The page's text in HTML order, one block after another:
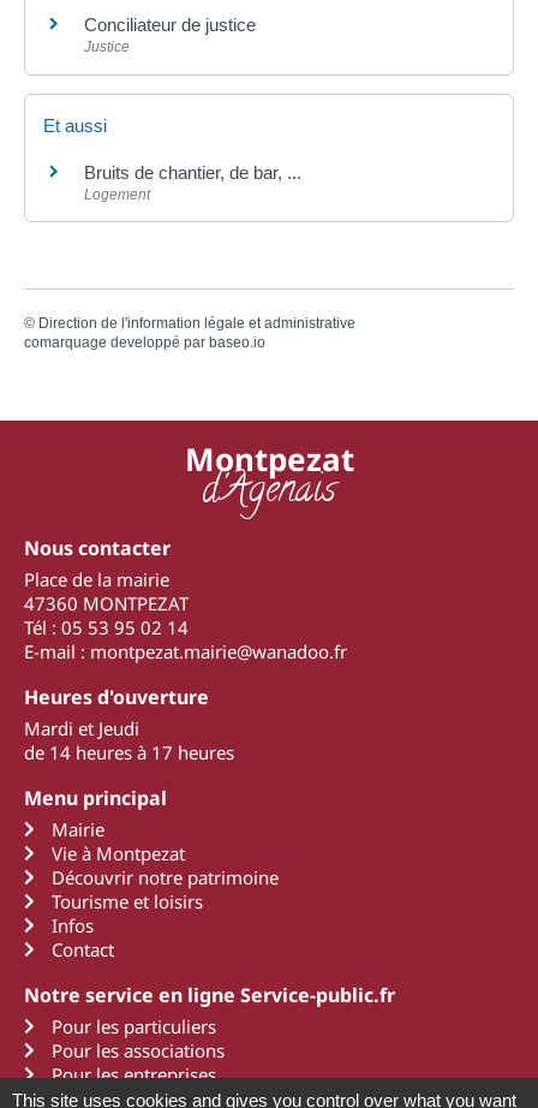
Conciliateur de justice
Justice
Et aussi
Bruits de chantier, de bar, ...
Logement
© Direction de l'information légale et administrative
comarquage developpé par baseo.io
Montpezat
d'Agenais
Nous contacter
Place de la mairie
47360 MONTPEZAT
Tél : 05 53 95 02 14
E-mail : montpezat.mairie@wanadoo.fr
Heures d'ouverture
Mardi et Jeudi
de 14 heures à 17 heures
Menu principal
Mairie
Vie à Montpezat
Découvrir notre patrimoine
Tourisme et loisirs
Infos
Contact
Notre service en ligne Service-public.fr
Pour les particuliers
Pour les associations
Pour les entreprises
This site uses cookies and gives you control over what you want